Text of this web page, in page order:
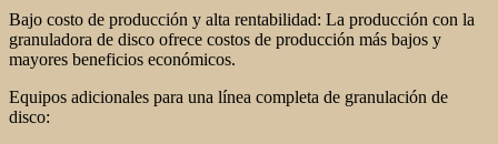
Bajo costo de producción y alta rentabilidad: La producción con la
granuladora de disco ofrece costos de producción más bajos y
mayores beneficios económicos.
Equipos adicionales para una línea completa de granulación de
disco: